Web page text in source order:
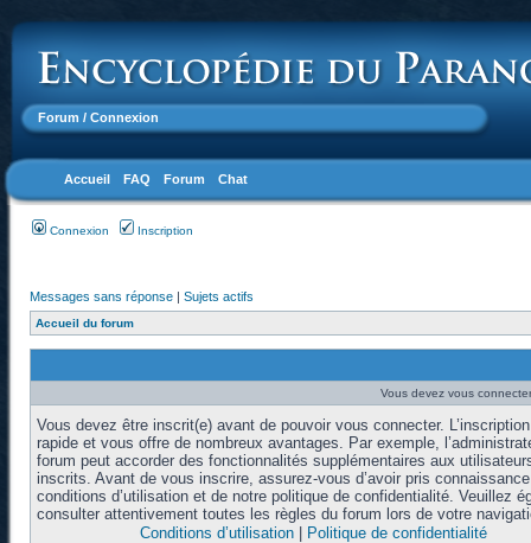
Forum / Connexion
Accueil FAQ Forum Chat
Connexion Inscription
Messages sans réponse | Sujets actifs
Accueil du forum
Vous devez vous
Vous devez être inscrit(e) avant de pouvoir vous connecter.
rapide et vous offre de nombreux avantages. Par exemple,
forum peut accorder des fonctionnalités supplémentaires aux
inscrits. Avant de vous inscrire, assurez-vous d’avoir pris
conditions d’utilisation et de notre politique de confidentialité. Veuillez
consulter attentivement toutes les règles du forum lors de votre
Conditions d’utilisation| Politique de confidentialité